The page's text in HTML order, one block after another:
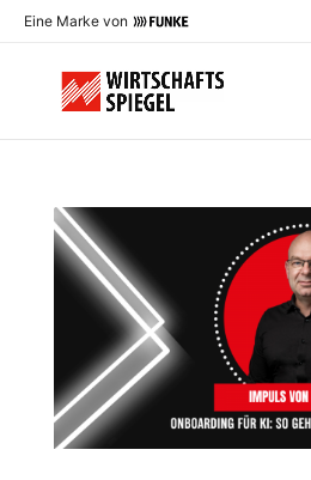
Eine Marke von